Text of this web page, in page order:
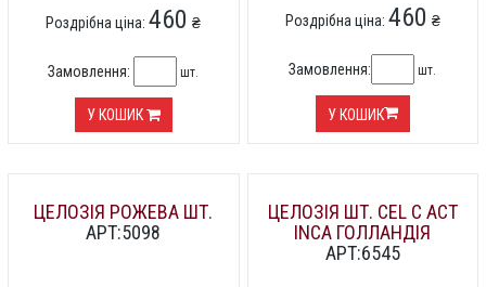
Роздрібна ціна:460 ₴
Замовлення: шт.
У КОШИК
Роздрібна ціна: 460 ₴
Замовлення: шт.
У КОШИК
ЦЕЛОЗІЯ РОЖЕВА ШТ.
АРТ:5098
ЦЕЛОЗІЯ ШТ. CEL C ACT
INCA ГОЛЛАНДІЯ
АРТ:6545